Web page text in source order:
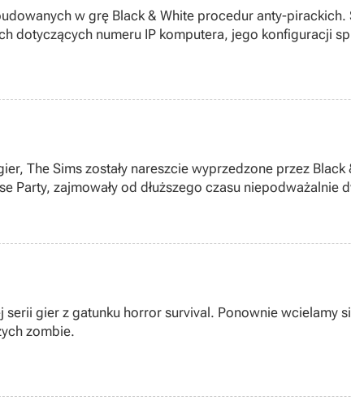
w grę Black & White procedur anty-
IP komputera, jego konfiguracji sprzętowej i zawartości rejestru
The Sims zostały nareszcie wyprzedzone przez
Party, zajmowały od dłuższego czasu
gier z gatunku horror survival. Ponownie wcielamy
zombie.